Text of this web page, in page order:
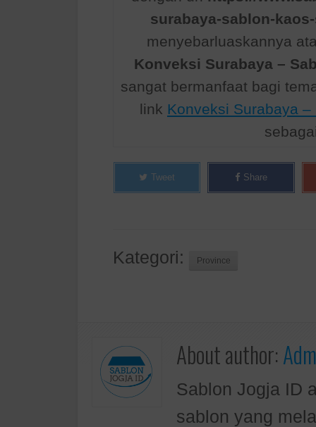
surabaya-sablon-
menyebarluaskannya
Konveksi Surabaya –
sangat bermanfaat bagi
link Konveksi Surabaya
Tweet Share
Kategori: Province
About author:
Sablon Jogja ID
sablon yang